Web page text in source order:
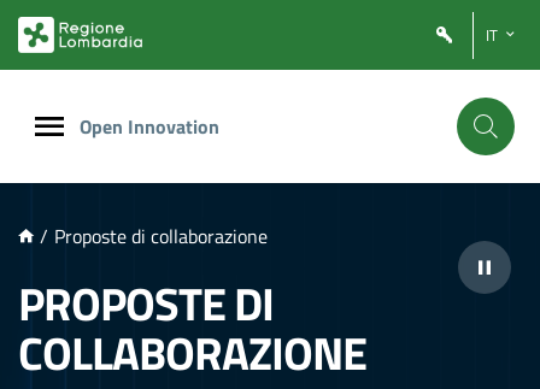
PRINCIPALE
IT
Open Innovation
/ Proposte di collaborazione
PROPOSTE DI
COLLABORAZIONE